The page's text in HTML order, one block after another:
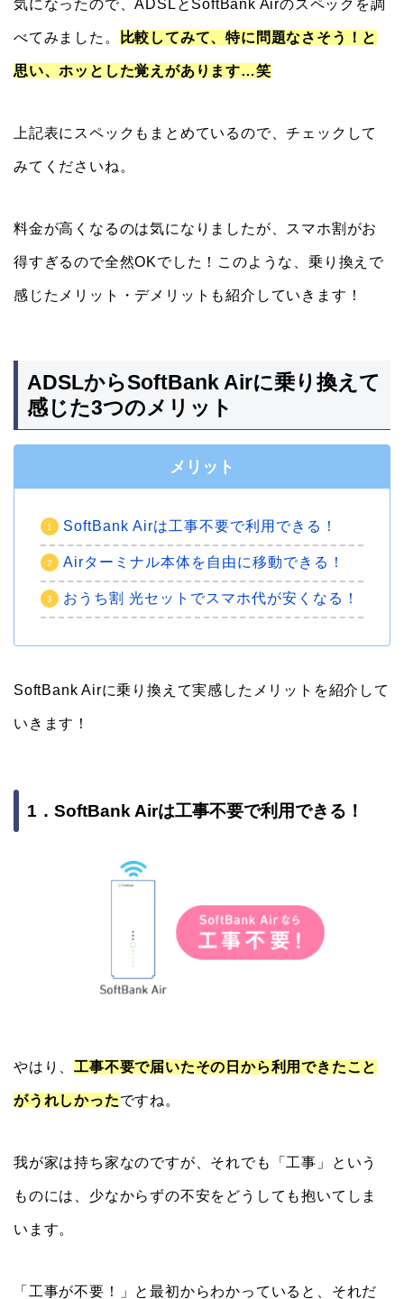
気になったので、ADSLとSoftBank Airのスペックを調
べてみました。 比較してみて、特に問題なさそう！と
思い、ホッとした覚えがあります…笑
上記表にスペックもまとめているので、チェックして
みてくださいね。
料金が高くなるのは気になりましたが、スマホ割がお
得すぎるので全然OKでした！このような、乗り換えで
感じたメリット・デメリットも紹介していきます！
ADSLからSoftBank Airに乗り換えて
感じた3つのメリット
メリット
SoftBank Airは工事不要で利用できる！
Airターミナル本体を自由に移動できる！
おうち割 光セットでスマホ代が安くなる！
SoftBank Airに乗り換えて実感したメリットを紹介して
いきます！
1．SoftBank Airは工事不要で利用できる！
やはり、工事不要で届いたその日から利用できたこと
がうれしかったですね。
我が家は持ち家なのですが、それでも「工事」という
ものには、少なからずの不安をどうしても抱いてしま
います。
「工事が不要！」と最初からわかっていると、それだ